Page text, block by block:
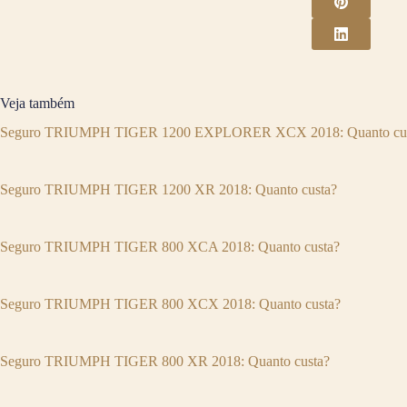
Veja também
Seguro TRIUMPH TIGER 1200 EXPLORER XCX 2018: Quanto
Seguro TRIUMPH TIGER 1200 XR 2018: Quanto custa?
Seguro TRIUMPH TIGER 800 XCA 2018: Quanto custa?
Seguro TRIUMPH TIGER 800 XCX 2018: Quanto custa?
Seguro TRIUMPH TIGER 800 XR 2018: Quanto custa?